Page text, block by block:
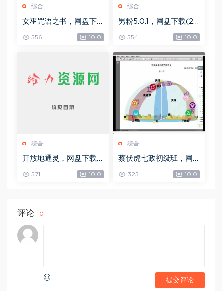
综合
女巫咒语之书，网盘下
556 10.0
综合
男粉5.0.1，网盘下载(25
554 10.0
综合
开放地通灵，网盘下载
571 10.0
综合
蔡伏虎七政初级班，网
325 10.0
评论 0
提交评论